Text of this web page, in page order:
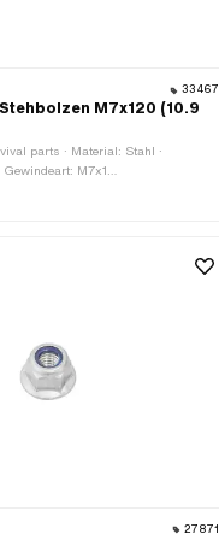
33467
M7x120 (10.9
parts · Material: Stahl ·
M7x1
verzinkt (blau) ·
27871